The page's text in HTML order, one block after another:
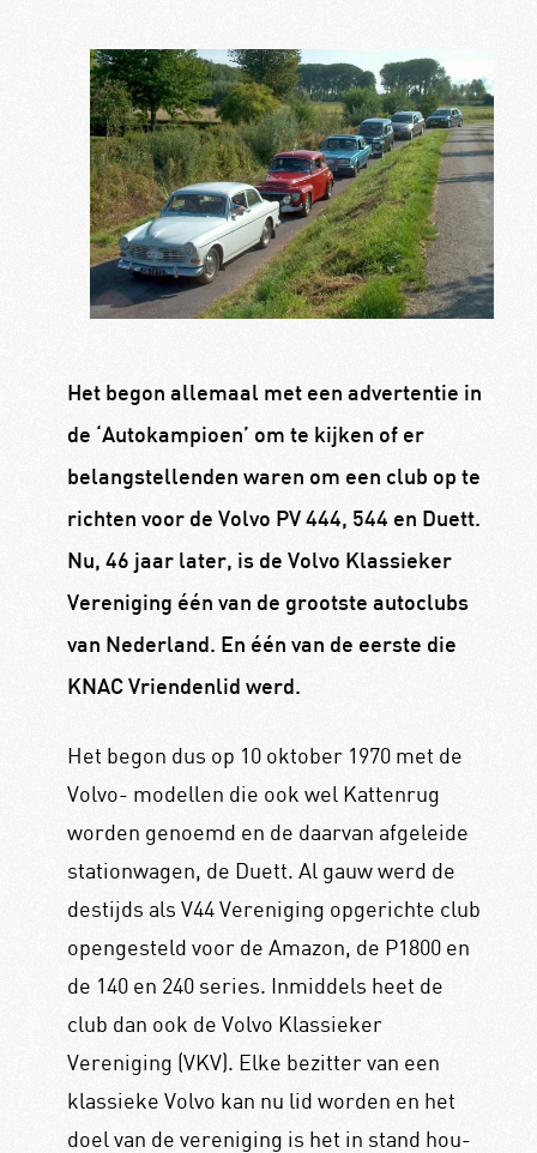
Het begon allemaal met een advertentie in
de ‘Autokampioen’ om te kijken of er
belangstellenden waren om een club op te
richten voor de Volvo PV 444, 544 en Duett.
Nu, 46 jaar later, is de Volvo Klassieker
Vereniging één van de grootste autoclubs
van Nederland. En één van de eerste die
KNAC Vriendenlid werd.
Het begon dus op 10 oktober 1970 met de
Volvo- modellen die ook wel Kattenrug
worden genoemd en de daarvan afgeleide
stationwagen, de Duett. Al gauw werd de
destijds als V44 Vereniging opgerichte club
opengesteld voor de Amazon, de P1800 en
de 140 en 240 series. Inmiddels heet de
club dan ook de Volvo Klassieker
Vereniging (VKV). Elke bezitter van een
klassieke Volvo kan nu lid worden en het
doel van de vereniging is het in stand hou-